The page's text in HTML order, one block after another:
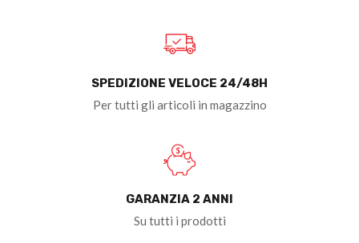
SPEDIZIONE VELOCE 24/48H
Per tutti gli articoli in magazzino
GARANZIA 2 ANNI
Su tutti i prodotti